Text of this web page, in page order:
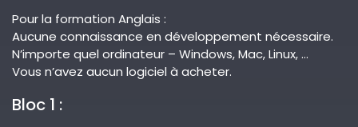
Pour la formation Anglais :
Aucune connaissance en développement nécessaire.
N’importe quel ordinateur – Windows, Mac, Linux, …
Vous n’avez aucun logiciel à acheter.
Bloc 1 :